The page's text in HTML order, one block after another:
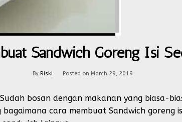
Sandwich Goreng Isi
By Riski Posted on March 29, 2019
bosan dengan makanan yang biasa-
cara membuat Sandwich goreng